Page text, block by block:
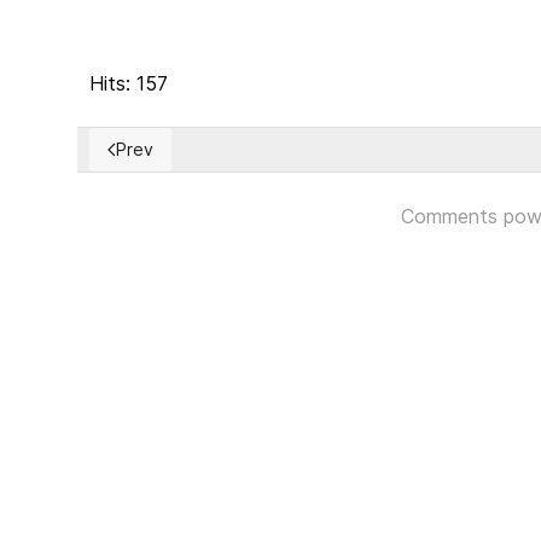
Hits: 157
Previous article: EUA: Senadora demócrata Amy
Prev
Comments